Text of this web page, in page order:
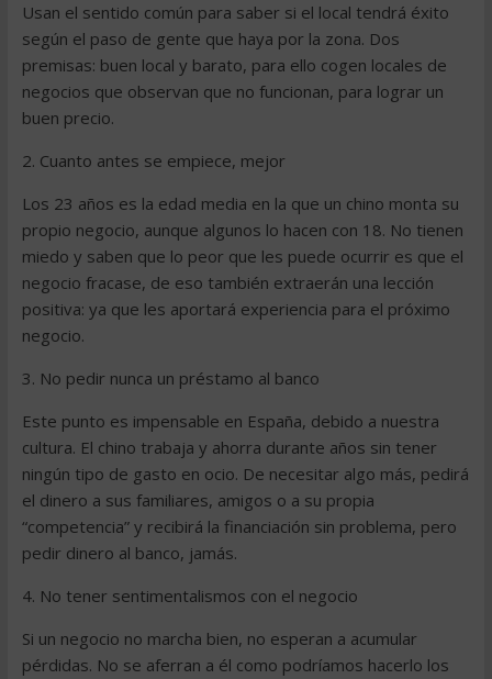
Usan el sentido común para saber si el local tendrá éxito
según el paso de gente que haya por la zona. Dos
premisas: buen local y barato, para ello cogen locales de
negocios que observan que no funcionan, para lograr un
buen precio.
2. Cuanto antes se empiece, mejor
Los 23 años es la edad media en la que un chino monta su
propio negocio, aunque algunos lo hacen con 18. No tienen
miedo y saben que lo peor que les puede ocurrir es que el
negocio fracase, de eso también extraerán una lección
positiva: ya que les aportará experiencia para el próximo
negocio.
3. No pedir nunca un préstamo al banco
Este punto es impensable en España, debido a nuestra
cultura. El chino trabaja y ahorra durante años sin tener
ningún tipo de gasto en ocio. De necesitar algo más, pedirá
el dinero a sus familiares, amigos o a su propia
“competencia” y recibirá la financiación sin problema, pero
pedir dinero al banco, jamás.
4. No tener sentimentalismos con el negocio
Si un negocio no marcha bien, no esperan a acumular
pérdidas. No se aferran a él como podríamos hacerlo los